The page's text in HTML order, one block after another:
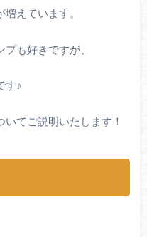
えています。
も好きですが、
す♪
てご説明いたします！